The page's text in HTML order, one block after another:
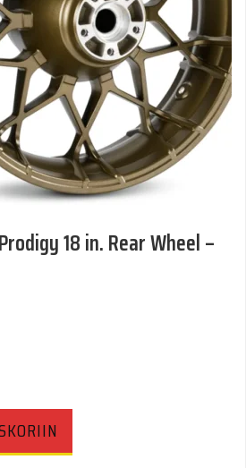
18 in. Rear Wheel –